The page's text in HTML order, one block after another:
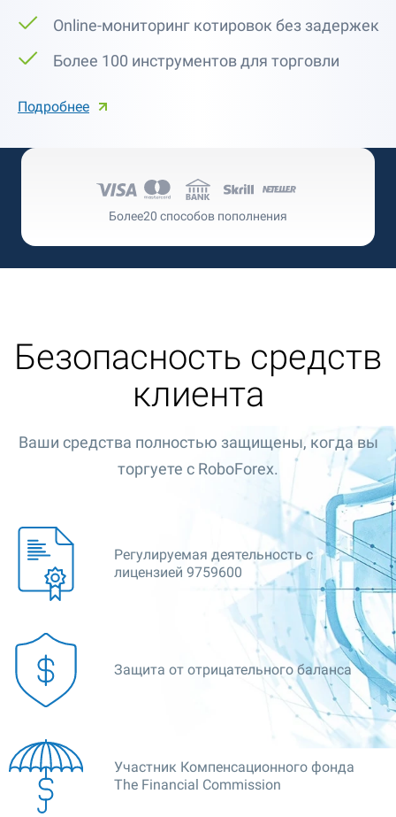
Online-мониторинг котировок без задержек
Более 100 инструментов для торговли
Подробнее
Более20 способов пополнения
Безопасность средств
клиента
Ваши средства полностью защищены, когда вы
торгуете с RoboForex.
Регулируемая деятельность с
лицензией 9759600
Защита от отрицательного баланса
Участник Компенсационного фонда
The Financial Commission